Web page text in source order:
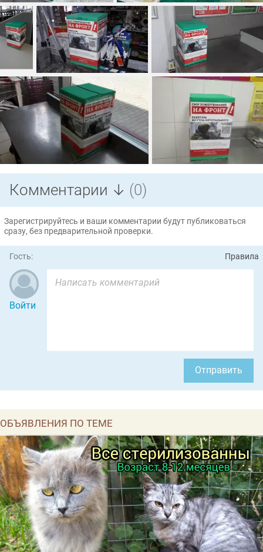
Комментарии ↓ (0)
Зарегистрируйтесь и ваши комментарии будут публиковаться
сразу, без предварительной проверки.
Гость: Правила
Войти
Отправить
ОБЪЯВЛЕНИЯ ПО ТЕМЕ